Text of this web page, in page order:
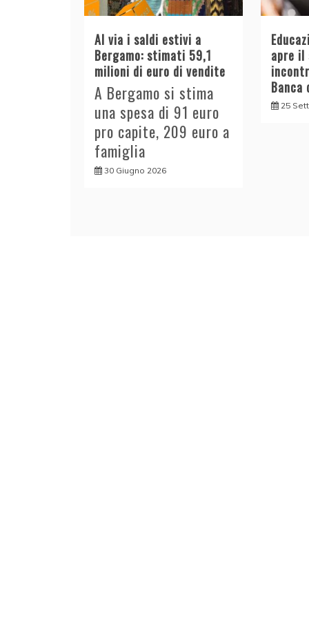
Al via i saldi estivi a
Bergamo: stimati 59,1
milioni di euro di vendite
A Bergamo si stima
una spesa di 91 euro
pro capite, 209 euro a
famiglia
30 Giugno 2026
apre il
Banca
25